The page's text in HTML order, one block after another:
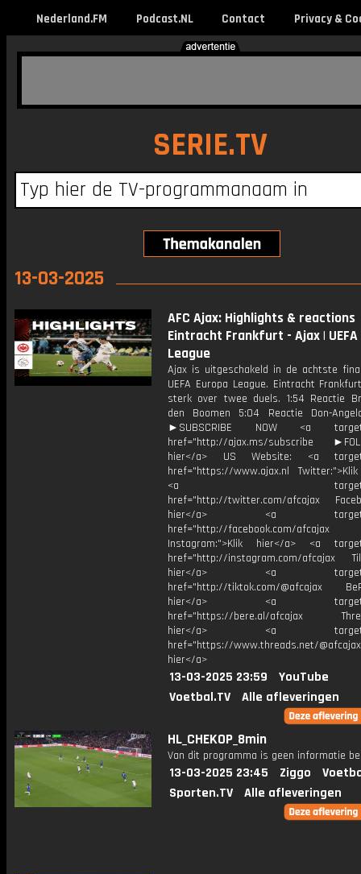
Nederland.FM Podcast.NL Contact Privacy &
SERIE.TV
13-03-2025
AFC Ajax: Highlights & reactions
Eintracht Frankfurt - Ajax | UEFA
League
Ajax is uitgeschakeld in de achtste
UEFA Europa League. Eintracht
sterk over twee duels. 1:54 Reactie
den Boomen 5:04 Reactie Don-
►SUBSCRIBE NOW <a
href="http://ajax.ms/subscribe
hier</a> US Website: <a
href="https://www.ajax.nl
<a
href="http://twitter.com/afcajax
hier</a> <a
href="http://facebook.com/afcajax
Instagram:">Klik hier</a> <a
href="http://instagram.com/afcajax
hier</a> <a
href="http://tiktok.com/@afcajax
hier</a> <a
href="https://bere.al/afcajax
hier</a> <a
href="https://www.threads.net/
hier</a>
13-03-2025 23:59
YouTube
Voetbal.TV
Alle afleveringen
HL_CHEKOP_8min
Van dit programma is geen informatie
13-03-2025 23:45 Ziggo
Sporten.TV
Alle afleveringen